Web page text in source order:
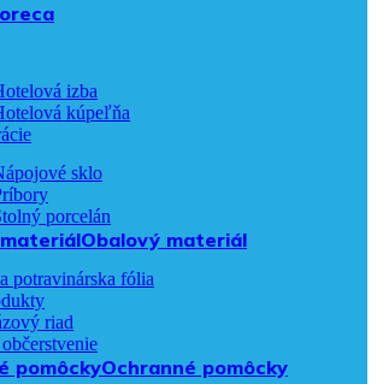
izba
kúpeľňa
sklo
porcelán
Obalový materiál
potravinárska fólia
riad
Ochranné pomôcky